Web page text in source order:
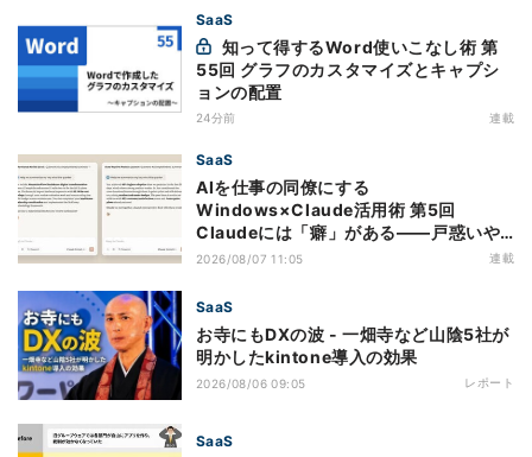
SaaS
55回 グラフのカスタマイズとキャプシ
ョンの配置
24分前 連載
SaaS
AIを仕事の同僚にする
Windows×Claude活用術 第5回
Claudeには「癖」がある――戸惑いや
すい7つの仕様
2026/08/07 11:05 連載
SaaS
お寺にもDXの波 - 一畑寺など山陰5社が
明かしたkintone導入の効果
2026/08/06 09:05 レポート
SaaS